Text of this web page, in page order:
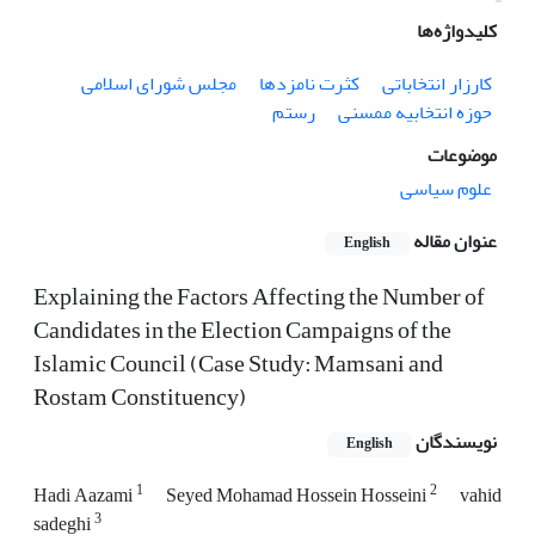
کلیدواژه‌ها
کارزار انتخاباتی
کثرت نامزدها
مجلس شورای اسلامی
حوزه انتخابیه ممسنی
رستم
موضوعات
علوم سیاسی
عنوان مقاله
English
Explaining the Factors Affecting the Number of
Candidates in the Election Campaigns of the
Islamic Council (Case Study: Mamsani and
Rostam Constituency)
نویسندگان English
Hadi Aazami1 Seyed Mohamad Hossein Hosseini2
vahid
sadeghi3